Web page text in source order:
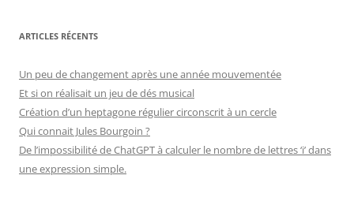
ARTICLES RÉCENTS
Un peu de changement après une année mouvementée
Et si on réalisait un jeu de dés musical
Création d’un heptagone régulier circonscrit à un cercle
Qui connait Jules Bourgoin ?
De l’impossibilité de ChatGPT à calculer le nombre de lettres ‘i’ dans
une expression simple.